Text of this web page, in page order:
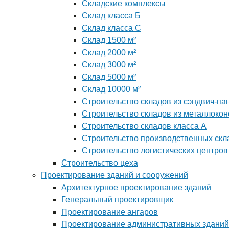
Складские комплексы
Склад класса Б
Склад класса С
Склад 1500 м²
Склад 2000 м²
Склад 3000 м²
Склад 5000 м²
Склад 10000 м²
Строительство складов из сэндвич-
Строительство складов из
Строительство складов класса А
Строительство производственных
Строительство логистических центров
Строительство цеха
Проектирование зданий и сооружений
Архитектурное проектирование зданий
Генеральный проектировщик
Проектирование ангаров
Проектирование административных зданий